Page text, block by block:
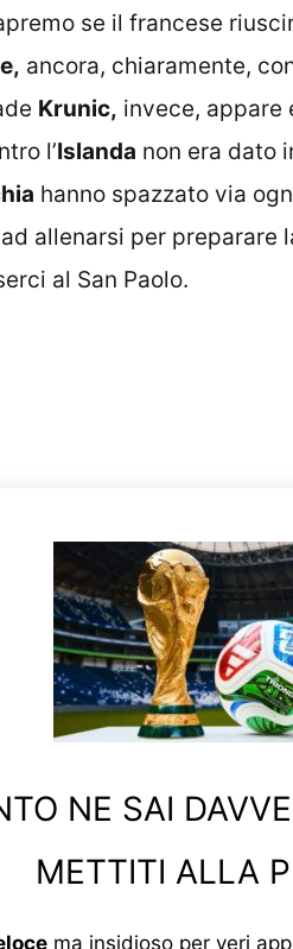
se il francese
ancora, chiaramente,
Krunic, invece, appare
l’Islanda non era dato
hanno spazzato via
allenarsi per preparare
al San Paolo.
NE SAI
METTITI ALLA
ma insidioso per veri